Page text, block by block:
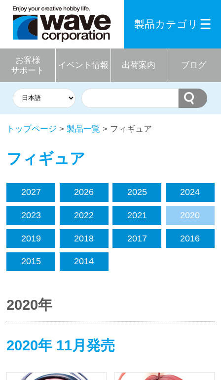
お客様
サポート
イベント情報 出荷案内 ブログ
製品カテゴリ
トップページ > 製品一覧 > フィギュア
フィギュア
2027 2026 2025 2024
2023 2022 2021 2020
2019 2018 2017 2016
2015 2014
2020年
2020年 11月発売